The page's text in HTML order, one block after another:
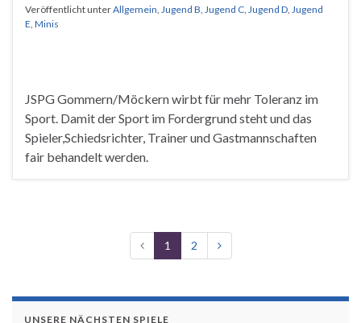
Veröffentlicht unterAllgemein Jugend B Jugend C Jugend D Jugend
E Minis
JSPG Gommern/Möckern wirbt für mehr Toleranz im
Sport. Damit der Sport im Fordergrund steht und das
Spieler,Schiedsrichter, Trainer und Gastmannschaften
fair behandelt werden.
1 2
UNSERE NÄCHSTEN SPIELE